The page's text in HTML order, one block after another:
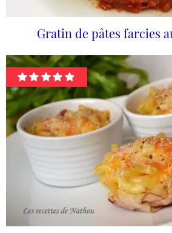
Gratin de pâtes farcies